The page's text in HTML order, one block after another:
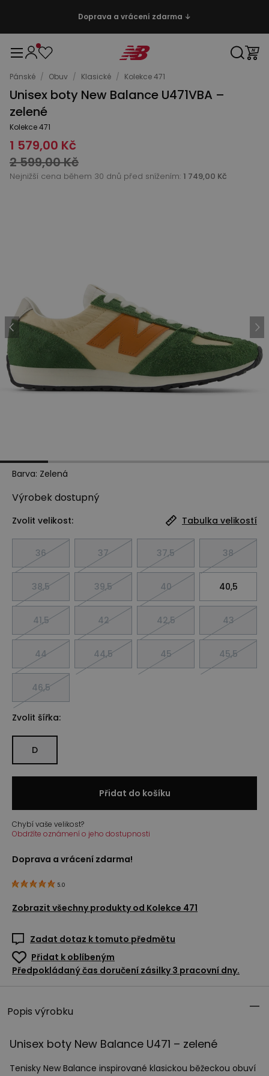
Doprava a vrácení zdarma ↓
Pánské / Obuv / Klasické / Kolekce 471
Unisex boty New Balance U471VBA –
zelené
Kolekce 471
1 579,00 Kč
2 599,00 Kč
Nejnižší cena během 30 dnů před snížením: 1 749,00 Kč
Barva: Zelená
Výrobek dostupný
Zvolit velikost: Tabulka velikostí
36 37 37,5 38
38,5 39,5 40 40,5
41,5 42 42,5 43
44 44,5 45 45,5
46,5
Zvolit šířka:
D
Přidat do košíku
Chybí vaše velikost?
Obdržíte oznámení o jeho dostupnosti
Doprava a vrácení zdarma!
5.0
Zobrazit všechny produkty od Kolekce 471
Zadat dotaz k tomuto předmětu
Přidat k oblíbeným
Předpokládaný čas doručení zásilky 3 pracovní dny.
Popis výrobku
Unisex boty New Balance U471 – zelené
Tenisky New Balance inspirované klasickou běžeckou obuví